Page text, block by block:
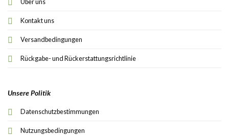
Kontakt uns
Versandbedingungen
Rückgabe- und Rückerstattungsrichtlinie
Unsere Politik
Datenschutzbestimmungen
Nutzungsbedingungen